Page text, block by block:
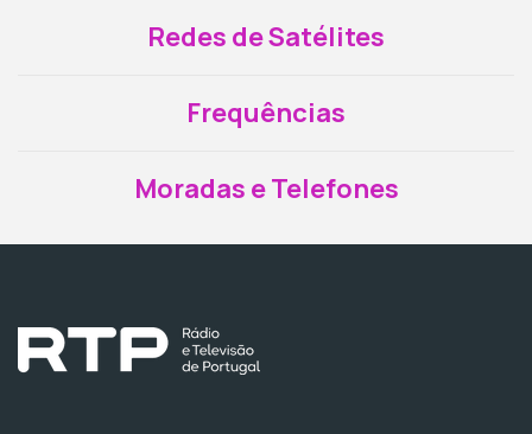
Redes de Satélites
Frequências
Moradas e Telefones